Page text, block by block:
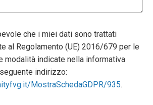
che i miei dati sono trattati
al Regolamento (UE) 2016/679 per le
modalità indicate nella informativa
indirizzo:
MostraSchedaGDPR/935.